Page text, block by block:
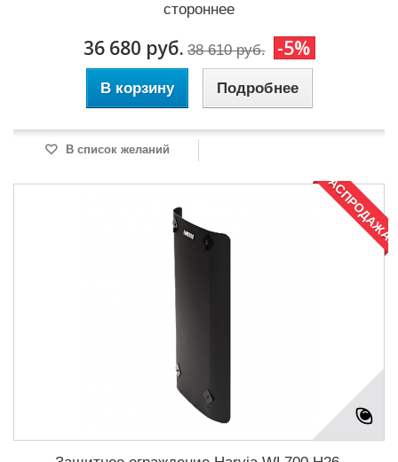
стороннее
36 680 руб. 38 610 руб. -5%
В корзину Подробнее
В список желаний
РАСПРОДАЖА!